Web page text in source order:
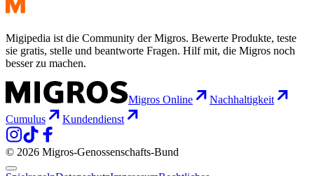
Migipedia ist die Community der Migros. Bewerte Produkte, teste
sie gratis, stelle und beantworte Fragen. Hilf mit, die Migros noch
besser zu machen.
Migros Online
Nachhaltigkeit
Cumulus
Kundendienst
© 2026 Migros-Genossenschafts-Bund